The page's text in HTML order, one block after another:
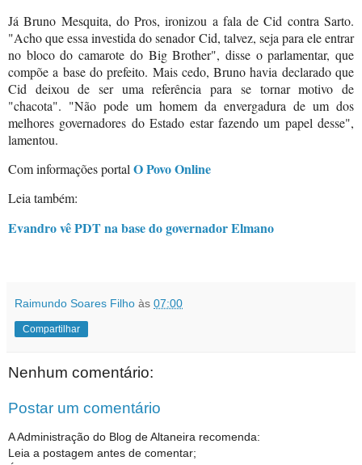
Já Bruno Mesquita, do Pros, ironizou a fala de Cid contra Sarto.
"Acho que essa investida do senador Cid, talvez, seja para ele entrar
no bloco do camarote do Big Brother", disse o parlamentar, que
compõe a base do prefeito. Mais cedo, Bruno havia declarado que
Cid deixou de ser uma referência para se tornar motivo de
"chacota". "Não pode um homem da envergadura de um dos
melhores governadores do Estado estar fazendo um papel desse",
lamentou.
Com informações portalO Povo Online
Leia também:
Evandro vê PDT na base do governador Elmano
Raimundo Soares Filho às 07:00
Compartilhar
Nenhum comentário:
Postar um comentário
A Administração do Blog de Altaneira recomenda:
Leia a postagem antes de comentar;